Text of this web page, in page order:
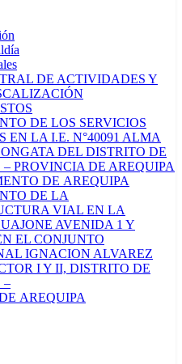
DE ACTIVIDADES Y
DE LOS SERVICIOS
EN LA I.E. N°40091 ALMA
DEL DISTRITO DE
PROVINCIA DE AREQUIPA
DE AREQUIPA
DE LA
VIAL EN LA
AVENIDA 1 Y
EL CONJUNTO
IGNACION ALVAREZ
I Y II, DISTRITO DE
–
AREQUIPA